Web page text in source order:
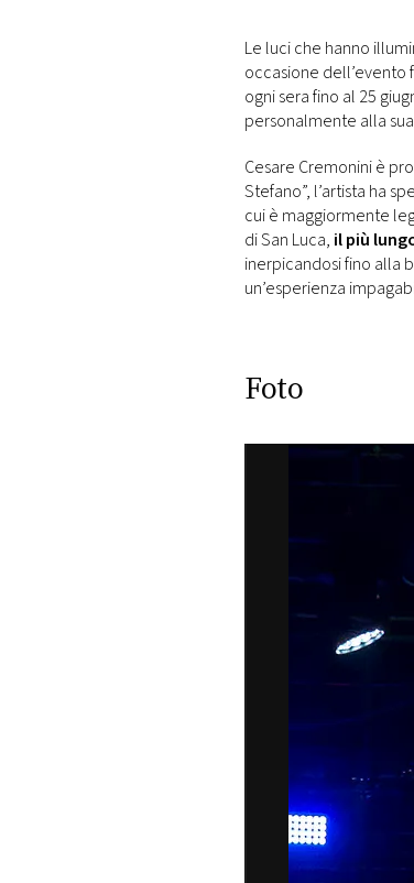
Le luci che hanno
occasione dell’evento
ogni sera fino al 25
personalmente alla
Cesare Cremonini è
Stefano”, l’artista ha
cui è maggiormente
di San Luca, il più
inerpicandosi fino alla
un’esperienza
Foto